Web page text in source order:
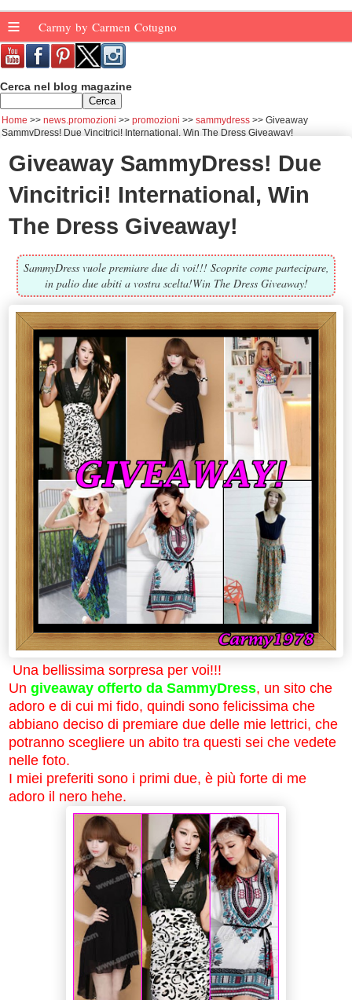
≡ Carmy by Carmen Cotugno
Cerca nel blog magazine
Home news.promozioni promozioni sammydress
Giveaway
SammyDress! Due Vincitrici! International, Win The Dress Giveaway!
Giveaway SammyDress! Due
Vincitrici! International, Win
The Dress Giveaway!
SammyDress vuole premiare due di voi!!! Scoprite come partecipare,
in palio due abiti a vostra scelta!Win The Dress Giveaway!
Una bellissima sorpresa per voi!!!
Un giveaway offerto da SammyDress, un sito che
adoro e di cui mi fido, quindi sono felicissima che
abbiano deciso di premiare due delle mie lettrici, che
potranno scegliere un abito tra questi sei che vedete
nelle foto.
I miei preferiti sono i primi due, è più forte di me
adoro il nero hehe.